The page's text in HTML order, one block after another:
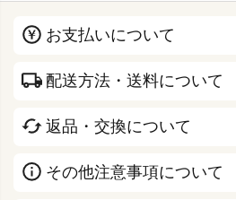
お支払いについて
配送方法・送料について
返品・交換について
その他注意事項について